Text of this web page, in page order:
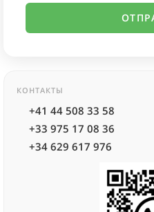
КОНТАКТЫ
+41 44 508 33 58
+33 975 17 08 36
+34 629 617 976